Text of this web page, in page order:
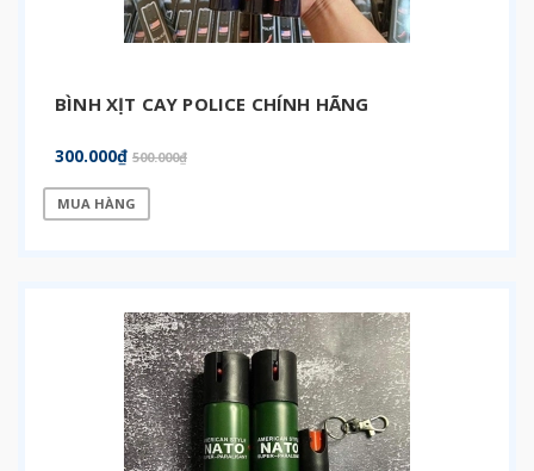
BÌNH XỊT CAY POLICE CHÍNH HÃNG
300.000₫ 500.000₫
MUA HÀNG